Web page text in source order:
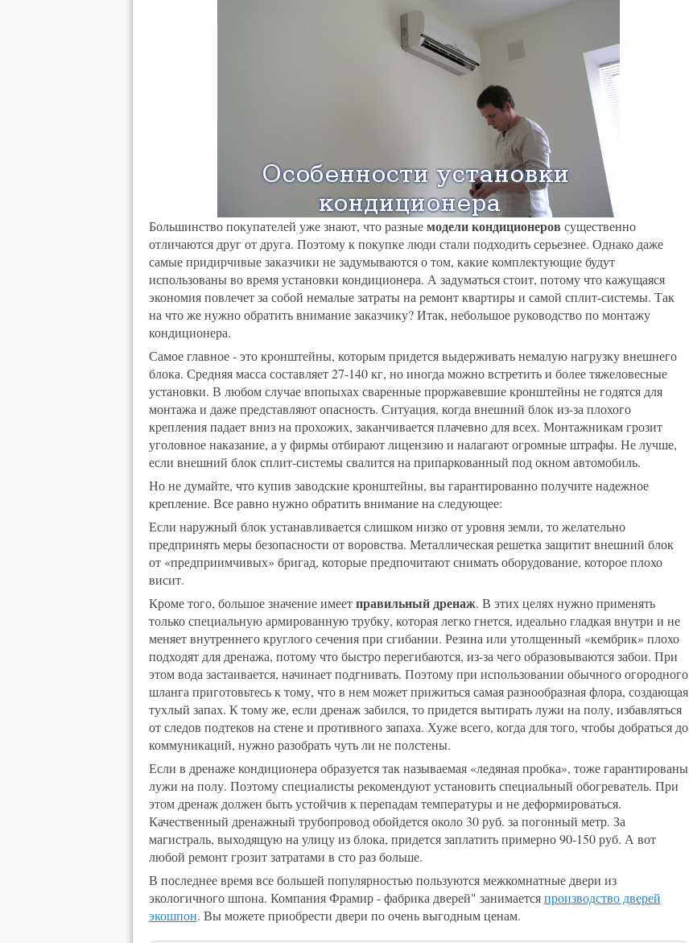
Большинство покупателей уже знают, что разныемодели кондиционеров существенно
отличаются друг от друга. Поэтому к покупке люди стали подходить серьезнее. Однако даже
самые придирчивые заказчики не задумываются о том, какие комплектующие будут
использованы во время установки кондиционера. А задуматься стоит, потому что кажущаяся
экономия повлечет за собой немалые затраты на ремонт квартиры и самой сплит-системы. Так
на что же нужно обратить внимание заказчику? Итак, небольшое руководство по монтажу
кондиционера.
Самое главное - это кронштейны, которым придется выдерживать немалую нагрузку внешнего
блока. Средняя масса составляет 27-140 кг, но иногда можно встретить и более тяжеловесные
установки. В любом случае впопыхах сваренные проржавевшие кронштейны не годятся для
монтажа и даже представляют опасность. Ситуация, когда внешний блок из-за плохого
крепления падает вниз на прохожих, заканчивается плачевно для всех. Монтажникам грозит
уголовное наказание, а у фирмы отбирают лицензию и налагают огромные штрафы. Не лучше,
если внешний блок сплит-системы свалится на припаркованный под окном автомобиль.
Но не думайте, что купив заводские кронштейны, вы гарантированно получите надежное
крепление. Все равно нужно обратить внимание на следующее:
Если наружный блок устанавливается слишком низко от уровня земли, то желательно
предпринять меры безопасности от воровства. Металлическая решетка защитит внешний блок
от «предприимчивых» бригад, которые предпочитают снимать оборудование, которое плохо
висит.
Кроме того, большое значение имеетправильный дренаж. В этих целях нужно применять
только специальную армированную трубку, которая легко гнется, идеально гладкая внутри и не
меняет внутреннего круглого сечения при сгибании. Резина или утолщенный «кембрик» плохо
подходят для дренажа, потому что быстро перегибаются, из-за чего образовываются забои. При
этом вода застаивается, начинает подгнивать. Поэтому при использовании обычного огородного
шланга приготовьтесь к тому, что в нем может прижиться самая разнообразная флора, создающая
тухлый запах. К тому же, если дренаж забился, то придется вытирать лужи на полу, избавляться
от следов подтеков на стене и противного запаха. Хуже всего, когда для того, чтобы добраться до
коммуникаций, нужно разобрать чуть ли не полстены.
Если в дренаже кондиционера образуется так называемая «ледяная пробка», тоже гарантированы
лужи на полу. Поэтому специалисты рекомендуют установить специальный обогреватель. При
этом дренаж должен быть устойчив к перепадам температуры и не деформироваться.
Качественный дренажный трубопровод обойдется около 30 руб. за погонный метр. За
магистраль, выходящую на улицу из блока, придется заплатить примерно 90-150 руб. А вот
любой ремонт грозит затратами в сто раз больше.
В последнее время все большей популярностью пользуются межкомнатные двери из
экологичного шпона. Компания Фрамир - фабрика дверей" занимаетсяпроизводство дверей
экошпон. Вы можете приобрести двери по очень выгодным ценам.